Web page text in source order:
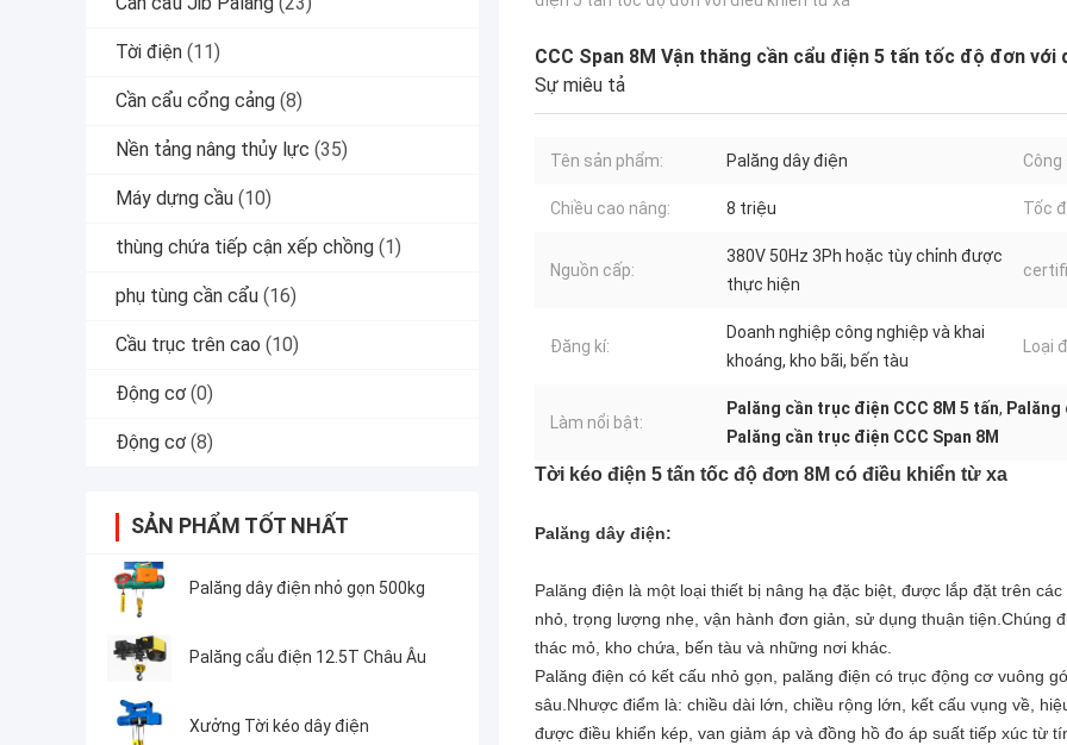
Tời điện (11)
Cần cẩu cổng cảng (8)
Nền tảng nâng thủy lực (35)
Máy dựng cầu (10)
thùng chứa tiếp cận xếp chồng (1)
phụ tùng cần cẩu (16)
Cầu trục trên cao (10)
Động cơ (0)
Động cơ (8)
SẢN PHẨM TỐT NHẤT
Palăng dây điện nhỏ gọn 500kg
Palăng cẩu điện 12.5T Châu Âu
Xưởng Tời kéo dây điện
CCC Span 8M Vận thăng cần cẩu điện 5 tấn tốc độ đơn với
Sự miêu tả
Tên sản phẩm: Palăng dây điện
Chiều cao nâng: 8 triệu Tốc
Nguồn cấp:
380V 50Hz 3Ph hoặc tùy chỉnh được
thực hiện
Đăng kí:
Doanh nghiệp công nghiệp và khai
khoáng, kho bãi, bến tàu
Loại
Làm nổi bật:
Palăng cần trục điện CCC 8M 5 tấn,
Palăng cần trục điện CCC Span 8M
Tời kéo điện 5 tấn tốc độ đơn 8M có điều khiển từ xa
Palăng dây điện:
Palăng điện là một loại thiết bị nâng hạ đặc biệt, được lắp đặt trên
nhỏ, trọng lượng nhẹ, vận hành đơn giản, sử dụng thuận tiện.Chúng
thác mỏ, kho chứa, bến tàu và những nơi khác.
Palăng điện có kết cấu nhỏ gọn, palăng điện có trục động cơ vuông
sâu.Nhược điểm là: chiều dài lớn, chiều rộng lớn, kết cấu vụng về,
được điều khiển kép, van giảm áp và đồng hồ đo áp suất tiếp xúc từ